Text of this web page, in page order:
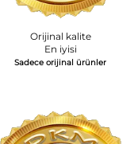
Orijinal kalite
En iyisi
Sadece orijinal ürünler